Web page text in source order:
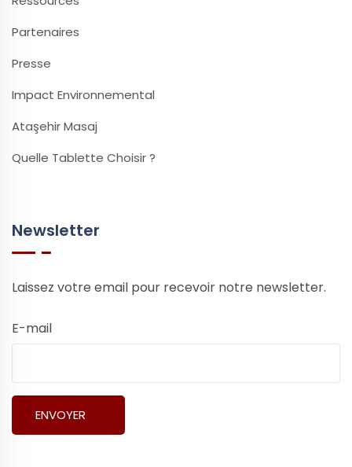
Partenaires
Presse
Impact Environnemental
Ataşehir Masaj
Quelle Tablette Choisir ?
Newsletter
Laissez votre email pour recevoir notre newsletter.
E-mail